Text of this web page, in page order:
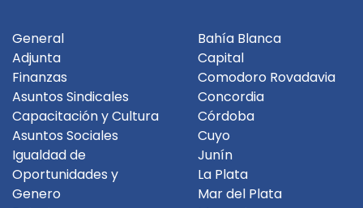
General
Adjunta
Finanzas
Asuntos Sindicales
Capacitación y Cultura
Asuntos Sociales
Igualdad de
Oportunidades y
Genero
Bahía Blanca
Capital
Comodoro Rovadavia
Concordia
Córdoba
Cuyo
Junín
La Plata
Mar del Plata